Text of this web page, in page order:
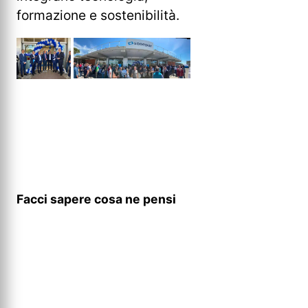
formazione e sostenibilità.
Facci sapere cosa ne pensi